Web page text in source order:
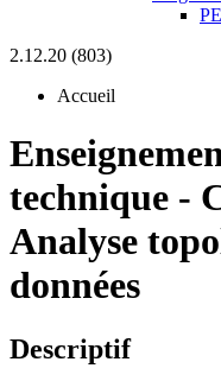
2.12.20 (803)
Accueil
technique -
Analyse
données
Descriptif